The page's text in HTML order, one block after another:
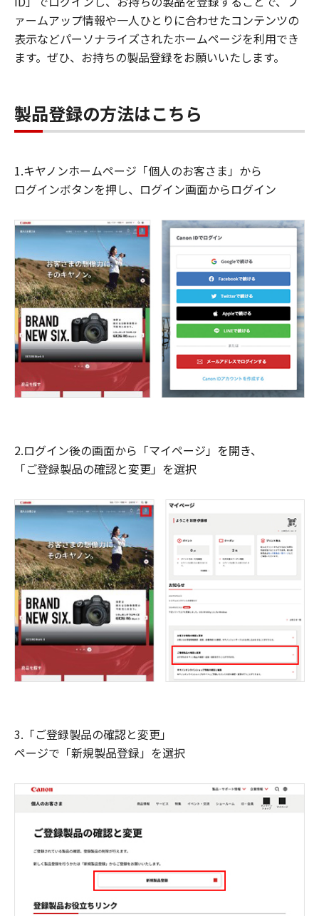
ァームアップ情報や一人ひとりに合わせたコンテンツの
表示などパーソナライズされたホームページを利用でき
ます。ぜひ、お持ちの製品登録をお願いいたします。
製品登録の方法はこちら
1.キヤノンホームページ「個人のお客さま」から
ログインボタンを押し、ログイン画面からログイン
2.ログイン後の画面から「マイページ」を開き、
「ご登録製品の確認と変更」を選択
3.「ご登録製品の確認と変更」
ページで「新規製品登録」を選択